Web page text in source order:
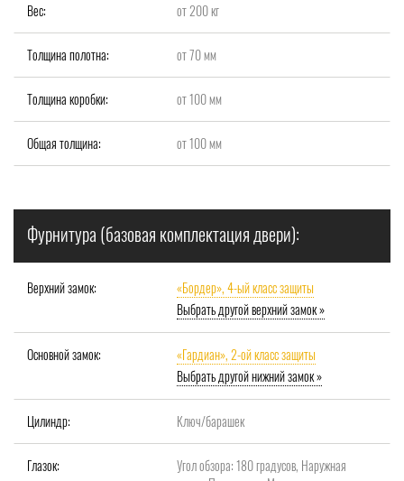
Вес: от 200 кг
Толщина полотна: от 70 мм
Толщина коробки: от 100 мм
Общая толщина: от 100 мм
Фурнитура (базовая комплектация двери):
Верхний замок:
«Бордер», 4-ый класс защиты
Выбрать другой верхний замок »
Основной замок:
«Гардиан», 2-ой класс защиты
Выбрать другой нижний замок »
Цилиндр: Ключ/барашек
Глазок:
Угол обзора: 180 градусов, Наружная